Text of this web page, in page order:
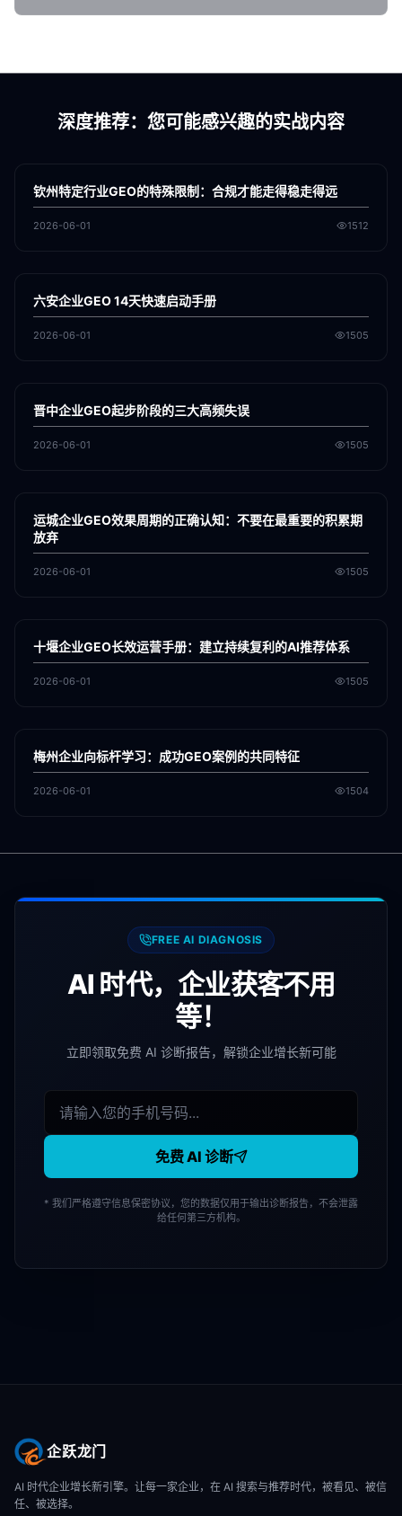
深度推荐：您可能感兴趣的实战内容
GEO
钦州特定行业GEO的特殊限制：合规才能走得稳走得远
2026-06-01 1512
GEO
六安企业GEO 14天快速启动手册
2026-06-01 1505
GEO
晋中企业GEO起步阶段的三大高频失误
2026-06-01 1505
GEO
运城企业GEO效果周期的正确认知：不要在最重要的积累期
放弃
2026-06-01 1505
GEO
十堰企业GEO长效运营手册：建立持续复利的AI推荐体系
2026-06-01 1505
GEO
梅州企业向标杆学习：成功GEO案例的共同特征
2026-06-01 1504
FREE AI DIAGNOSIS
AI 时代，企业获客不用
等！
立即领取免费 AI 诊断报告，解锁企业增长新可能
免费 AI 诊断
* 我们严格遵守信息保密协议，您的数据仅用于输出诊断报告，不会泄露
给任何第三方机构。
企跃龙门
AI 时代企业增长新引擎。让每一家企业，在 AI 搜索与推荐时代，被看见、被信
任、被选择。